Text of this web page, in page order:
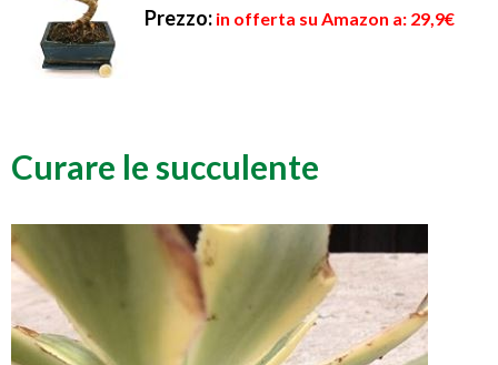
Prezzo: in offerta su Amazon a: 29,9€
Curare le succulente